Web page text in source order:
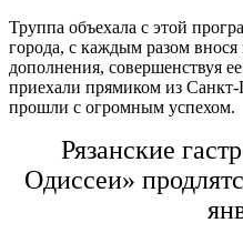
Труппа объехала с этой
города, с каждым разом
дополнения, совершенствуя
приехали прямиком из Санкт-
прошли с огромным успехом.
Рязанские
Одиссеи»